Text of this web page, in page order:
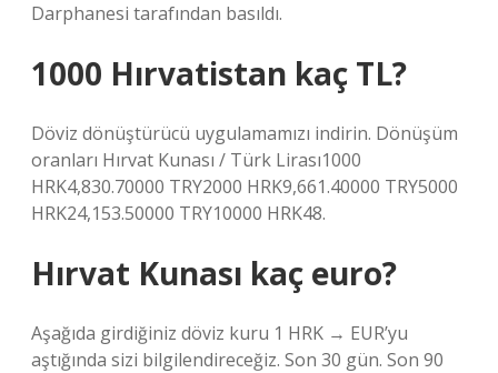
Darphanesi tarafından basıldı.
1000 Hırvatistan kaç TL?
Döviz dönüştürücü uygulamamızı indirin. Dönüşüm
oranları Hırvat Kunası / Türk Lirası1000
HRK4,830.70000 TRY2000 HRK9,661.40000 TRY5000
HRK24,153.50000 TRY10000 HRK48.
Hırvat Kunası kaç euro?
Aşağıda girdiğiniz döviz kuru 1 HRK → EUR’yu
aştığında sizi bilgilendireceğiz. Son 30 gün. Son 90